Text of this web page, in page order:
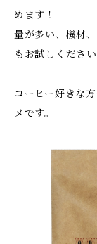
めます！
量が多い、機材
もお試しください
コーヒー好きな
メです。